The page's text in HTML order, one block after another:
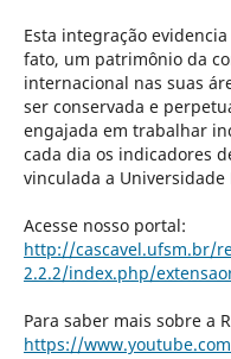
Esta integração
fato, um patrimônio da
internacional nas suas
ser conservada e
engajada em trabalhar
cada dia os indicadores
vinculada a Universidade
Acesse nosso portal:
http://cascavel.ufsm.br/
2.2.2/index.php/
Para saber mais sobre a
https://